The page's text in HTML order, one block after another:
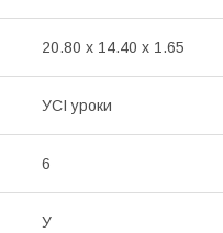
20.80 x 14.40 x 1.65
УСІ уроки
6
У